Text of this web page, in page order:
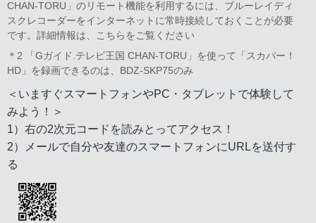
CHAN-TORU」のリモート機能を利用するには、ブルーレイディ
スクレコーダーをインターネットに常時接続しておくことが必要
です。 詳細情報は、こちらをご覧ください
＊2 「Gガイド.テレビ王国 CHAN-TORU」を使って「スカパー！
HD」を録画できるのは、BDZ-SKP75のみ
＜いますぐスマートフォンやPC・タブレットで体験して
みよう！＞
1）右の2次元コードを読みとってアクセス！
2）
メールで自分や友達のスマートフォンにURLを送付す
る